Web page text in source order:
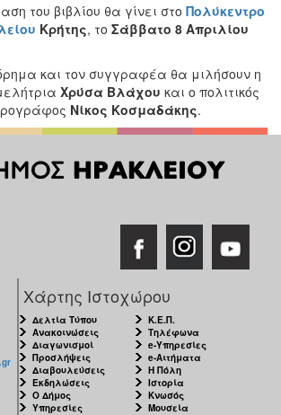
του βιβλίου θα γίνει στο Πολύκεντρο
Κρήτης, το Σάββατο 8 Απριλίου
και τον συγγραφέα θα μιλήσουν η
Χρύσα Βλάχου και ο πολιτικός
Νίκος Κοσμαδάκης.
Χάρτης Ιστοχώρου
Δελτία Τύπου
Ανακοινώσεις
Διαγωνισμοί
Προσλήψεις
Διαβουλεύσεις
Εκδηλώσεις
Ο Δήμος
Υπηρεσίες
Κ.Ε.Π.
Τηλέφωνα
e-Υπηρεσίες
e-Αιτήματα
Η Πόλη
Ιστορία
Κνωσός
Μουσεία